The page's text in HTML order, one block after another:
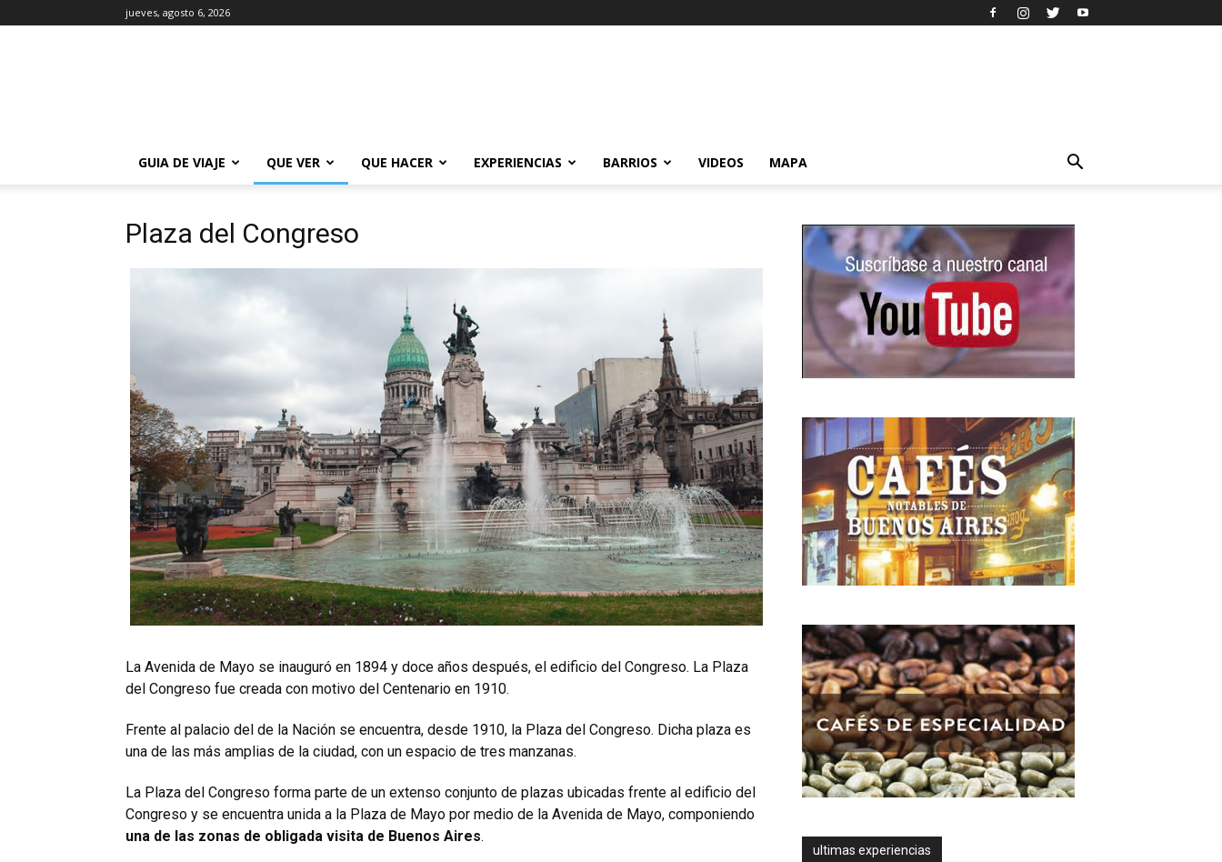
jueves, agosto 6, 2026
GUIA DE VIAJE
QUE VER QUE HACER EXPERIENCIAS BARRIOS VIDEOS MAPA
Plaza del Congreso
La Avenida de Mayo se inauguró en 1894 y doce años después, el edificio del Congreso. La Plaza
del Congreso fue creada con motivo del Centenario en 1910.
Frente al palacio del de la Nación se encuentra, desde 1910, la Plaza del Congreso. Dicha plaza es
una de las más amplias de la ciudad, con un espacio de tres manzanas.
La Plaza del Congreso forma parte de un extenso conjunto de plazas ubicadas frente al edificio del
Congreso y se encuentra unida a la Plaza de Mayo por medio de la Avenida de Mayo, componiendo
una de las zonas de obligada visita de Buenos Aires.
ultimas experiencias